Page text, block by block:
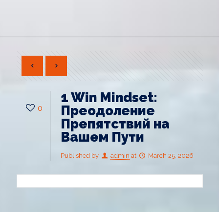
0
1 Win Mindset:
Преодоление
Препятствий на
Вашем Пути
Published by admin at March 25, 2026